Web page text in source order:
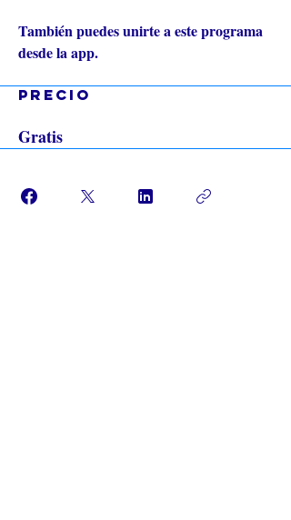
También puedes unirte a este programa
desde la app.
Precio
Gratis